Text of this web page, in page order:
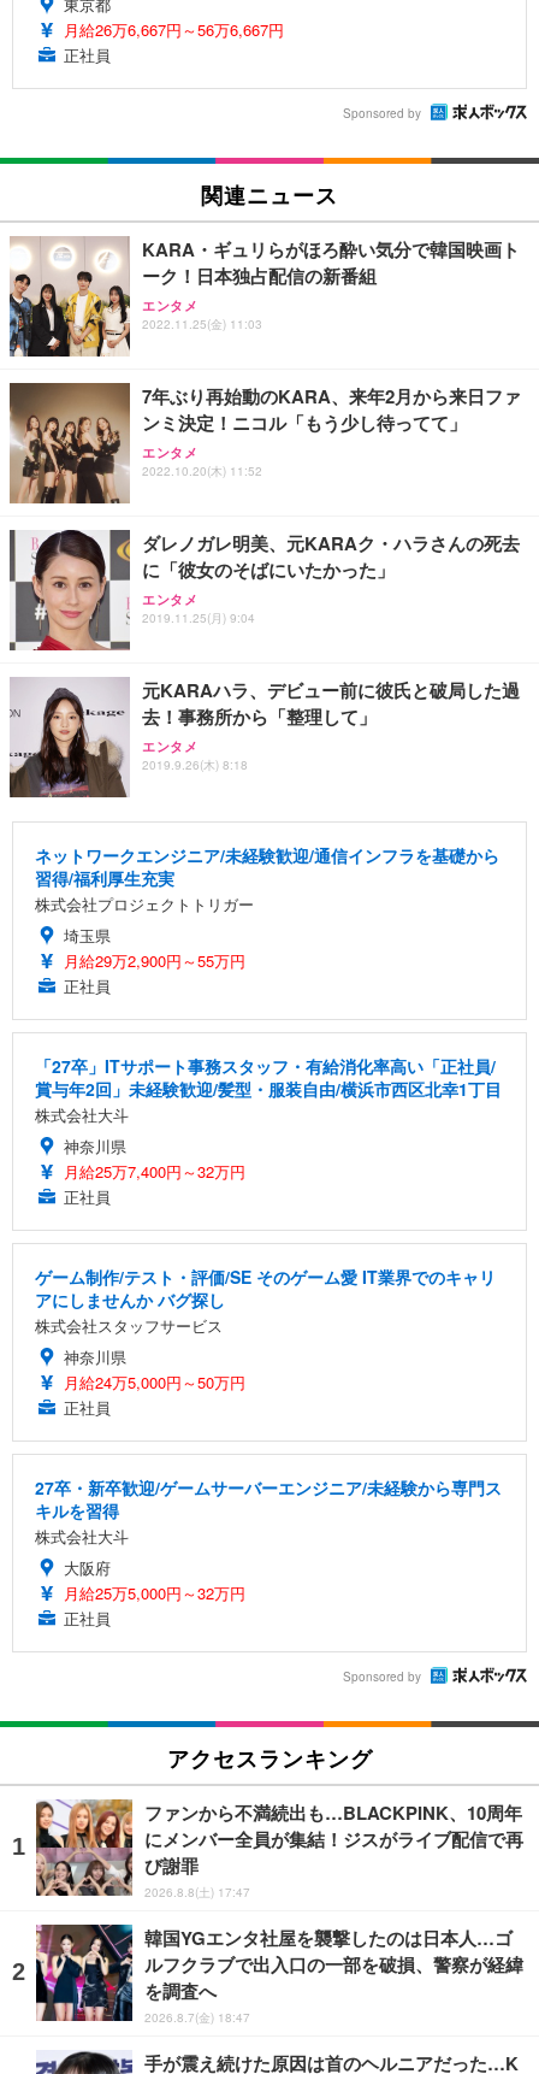
東京都
月給26万6,667円～56万6,667円
正社員
Sponsored by
関連ニュース
KARA・ギュリらがほろ酔い気分で韓国映画ト
ーク！日本独占配信の新番組
エンタメ
2022.11.25(金) 11:03
7年ぶり再始動のKARA、来年2月から来日ファ
ンミ決定！ニコル「もう少し待ってて」
エンタメ
2022.10.20(木) 11:52
ダレノガレ明美、元KARAク・ハラさんの死去
に「彼女のそばにいたかった」
エンタメ
2019.11.25(月) 9:04
元KARAハラ、デビュー前に彼氏と破局した過
去！事務所から「整理して」
エンタメ
2019.9.26(木) 8:18
ネットワークエンジニア/未経験歓迎/通信インフラを基礎から
習得/福利厚生充実
株式会社プロジェクトトリガー
埼玉県
月給29万2,900円～55万円
正社員
「27卒」ITサポート事務スタッフ・有給消化率高い「正社員/
賞与年2回」未経験歓迎/髪型・服装自由/横浜市西区北幸1丁目
株式会社大斗
神奈川県
月給25万7,400円～32万円
正社員
ゲーム制作/テスト・評価/SE そのゲーム愛 IT業界でのキャリ
アにしませんか バグ探し
株式会社スタッフサービス
神奈川県
月給24万5,000円～50万円
正社員
27卒・新卒歓迎/ゲームサーバーエンジニア/未経験から専門ス
キルを習得
株式会社大斗
大阪府
月給25万5,000円～32万円
正社員
Sponsored by
アクセスランキング
ファンから不満続出も…BLACKPINK、10周年
にメンバー全員が集結！ジスがライブ配信で再
び謝罪
2026.8.8(土) 17:47
韓国YGエンタ社屋を襲撃したのは日本人…ゴ
ルフクラブで出入口の一部を破損、警察が経緯
を調査へ
2026.8.7(金) 18:47
手が震え続けた原因は首のヘルニアだった…K